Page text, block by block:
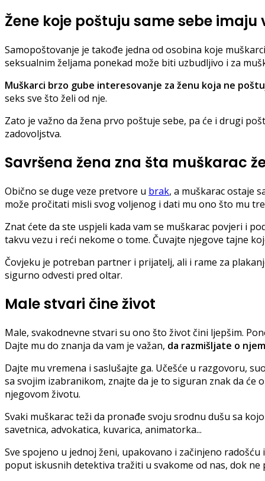
Žene koje poštuju same sebe imaju
Samopoštovanje je takođe jedna od osobina koje
seksualnim željama ponekad može biti uzbudljivo i za
Muškarci brzo gube interesovanje za ženu koja ne
seks sve što želi od nje.
Zato je važno da žena prvo poštuje sebe, pa će i drugi
zadovoljstva.
Savršena žena zna šta muškarac
Obično se duge veze pretvore u brak, a muškarac ostaje
može pročitati misli svog voljenog i dati mu ono što mu
Znat ćete da ste uspjeli kada vam se muškarac povjeri i
takvu vezu i reći nekome o tome. Čuvajte njegove tajne
Čovjeku je potreban partner i prijatelj, ali i rame za
sigurno odvesti pred oltar.
Male stvari čine život
Male, svakodnevne stvari su ono što život čini ljepšim.
Dajte mu do znanja da vam je važan, da razmišljate o
Dajte mu vremena i saslušajte ga. Učešće u razgovoru,
sa svojim izabranikom, znajte da je to siguran znak da će
njegovom životu.
Svaki muškarac teži da pronađe svoju srodnu dušu sa
savetnica, advokatica, kuvarica, animatorka...
Sve spojeno u jednoj ženi, upakovano i začinjeno
poput iskusnih detektiva tražiti u svakome od nas, dok